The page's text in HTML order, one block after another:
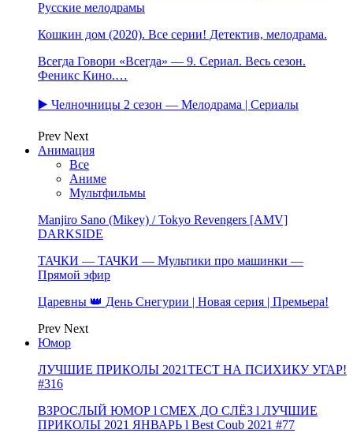
Русские мелодрамы
Кошкин дом (2020). Все серии! Детектив, мелодрама.
Всегда Говори «Всегда» — 9. Сериал. Весь сезон.
Феникс Кино.…
▶️ Челночницы 2 сезон — Мелодрама | Сериалы
Prev Next
Анимация
Все
Аниме
Мультфильмы
Manjiro Sano (Mikey) / Tokyo Revengers [AMV]
DARKSIDE
ТАЧКИ — ТАЧКИ — Мультики про машинки —
Прямой эфир
Царевны 👑 День Снегурии | Новая серия | Премьера!
Prev Next
Юмор
ЛУЧШИЕ ПРИКОЛЫ 2021ТЕСТ НА ПСИХИКУ УГАР!
#316
ВЗРОСЛЫЙ ЮМОР l СМЕХ ДО СЛЁЗ l ЛУЧШИЕ
ПРИКОЛЫ 2021 ЯНВАРЬ l Best Coub 2021 #77